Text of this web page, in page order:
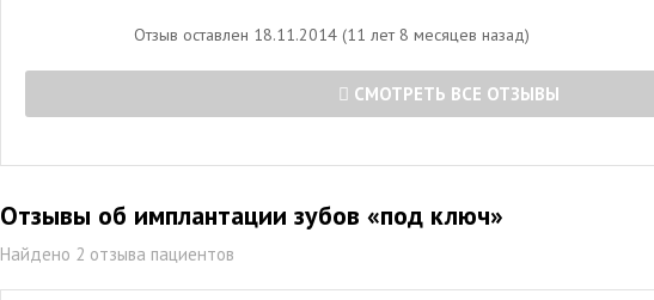
Отзыв оставлен 18.11.2014 (11 лет 8 месяцев назад)
СМОТРЕТЬ ВСЕ ОТЗЫВЫ
Отзывы об имплантации зубов «под ключ»
Найдено 2 отзыва пациентов